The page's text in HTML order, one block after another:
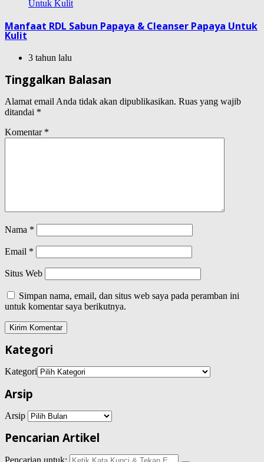
Manfaat RDL Sabun Papaya & Cleanser Papaya Untuk
Kulit
3 tahun lalu
Tinggalkan Balasan
Alamat email Anda tidak akan dipublikasikan. Ruas yang wajib
ditandai *
Komentar *
Nama *
Email *
Situs Web
Simpan nama, email, dan situs web saya pada peramban ini
untuk komentar saya berikutnya.
Kategori
Kategori
Arsip
Arsip
Pencarian Artikel
Pencarian untuk: